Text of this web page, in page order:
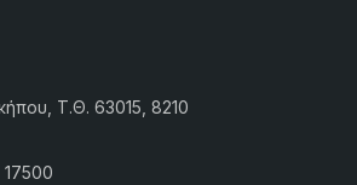
Τ.Θ. 63015, 8210